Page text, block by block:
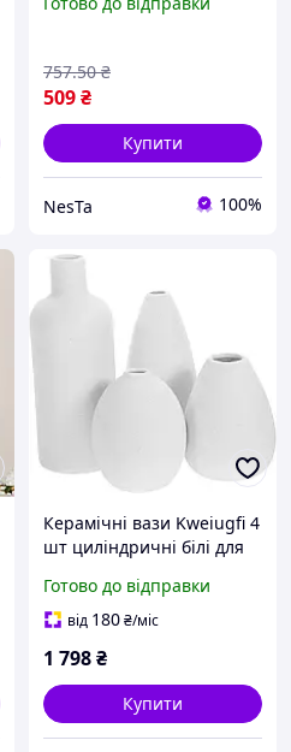
White Nes22/Q
509₴
757.50 ₴
Купити
NesTa 100%
Керамічні вази Kweiugfi 4
шт циліндричні білі для
19,5 см 10,6 см 10,5 см
15,2 см
Готово до відправки
від 180₴/міс
1 798₴
Купити